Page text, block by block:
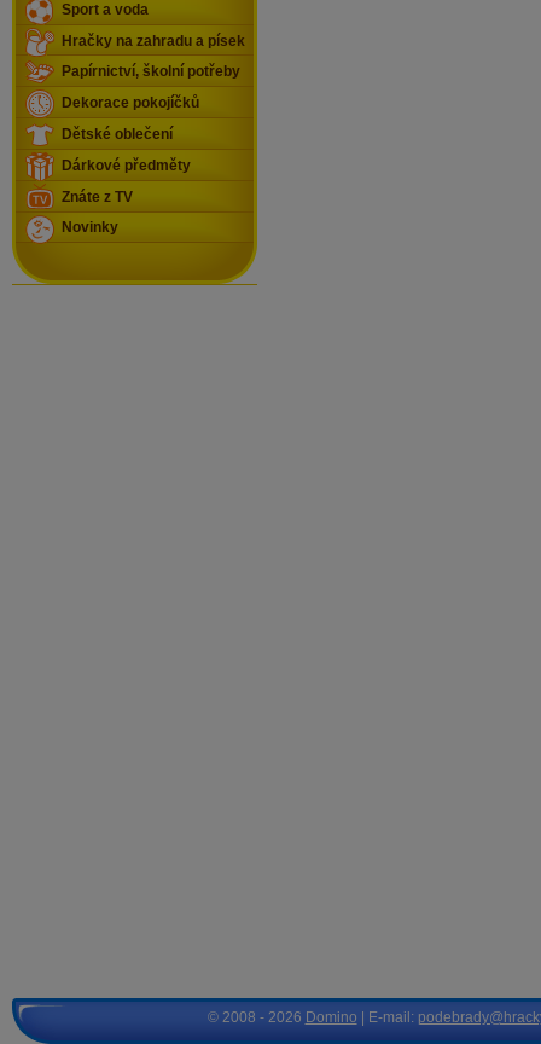
Sport a voda
Hračky na zahradu a písek
Papírnictví, školní potřeby
Dekorace pokojíčků
Dětské oblečení
Dárkové předměty
Znáte z TV
Novinky
© 2008 - 2026 Domino | E-mail: